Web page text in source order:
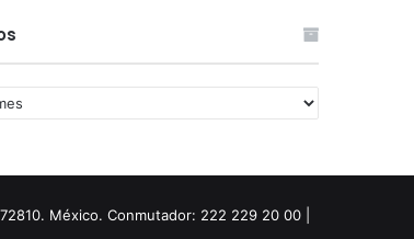
México. Conmutador: 222 229 20 00 |